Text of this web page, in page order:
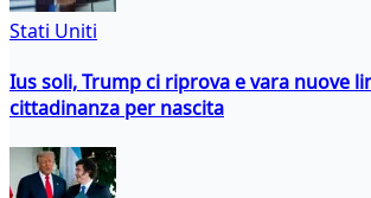
Stati Uniti
Ius soli, Trump ci riprova e vara nuove
cittadinanza per nascita